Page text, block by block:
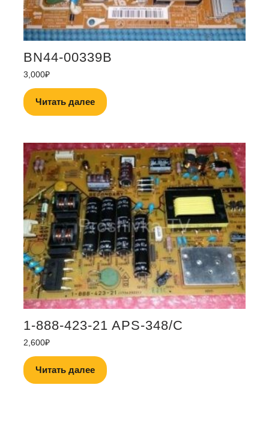
BN44-00339B
3,000₽
Читать далее
1-888-423-21 APS-348/C
2,600₽
Читать далее